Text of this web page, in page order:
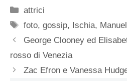
Categorie
attrici
Tag
foto,gossip, Ischia,
George Clooney ed
rosso di Venezia
Zac Efron e Vanessa